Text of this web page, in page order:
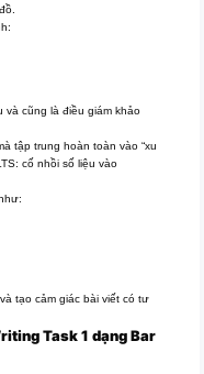
và cũng là điều giám khảo
tập trung hoàn toàn vào “xu
cố nhồi số liệu vào
tạo cảm giác bài viết có tư
Task 1 dạng Bar